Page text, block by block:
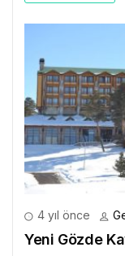
4 yıl önce
Yeni Gözde